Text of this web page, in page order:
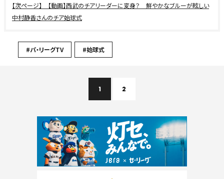
【動画】西武のチアリーダーに変身？ 鮮やかなブルーが眩しい
中村静香さんのチア始球式
#パ・リーグTV #始球式
1 2